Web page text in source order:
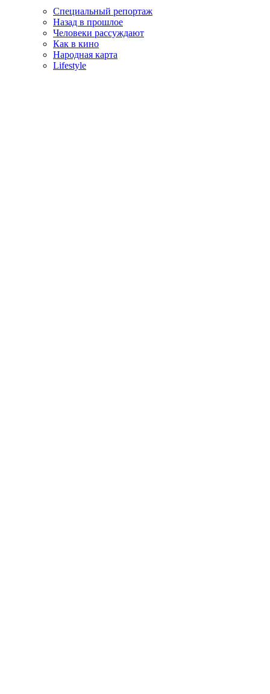
Специальный репортаж
Назад в прошлое
Человеки рассуждают
Как в кино
Народная карта
Lifestyle